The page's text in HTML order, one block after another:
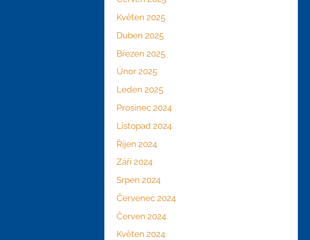
Květen 2025
Duben 2025
Březen 2025
Únor 2025
Leden 2025
Prosinec 2024
Listopad 2024
Říjen 2024
Září 2024
Srpen 2024
Červenec 2024
Červen 2024
Květen 2024